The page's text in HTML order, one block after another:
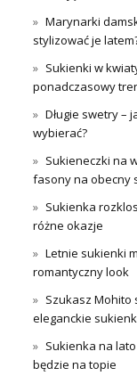
Marynarki
stylizować je
Sukienki w
ponadczasowy
Długie swetry –
wybierać?
Sukieneczki na
fasony na obecny
Sukienka
różne okazje
Letnie sukienki
romantyczny look
Szukasz Mohito
eleganckie
Sukienka na
będzie na topie